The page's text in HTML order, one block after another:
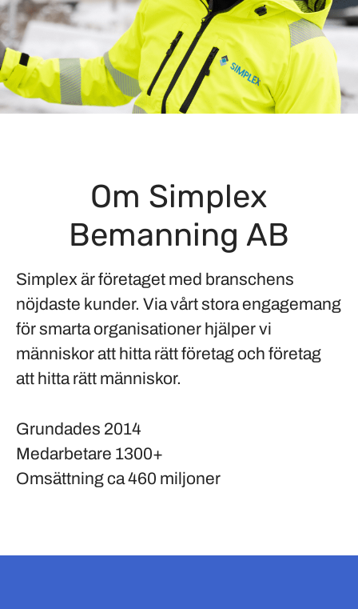
Om Simplex
Bemanning AB
Simplex är företaget med branschens
nöjdaste kunder. Via vårt stora engagemang
för smarta organisationer hjälper vi
människor att hitta rätt företag och företag
att hitta rätt människor.
Grundades 2014
Medarbetare 1300+
Omsättningca 460 miljoner